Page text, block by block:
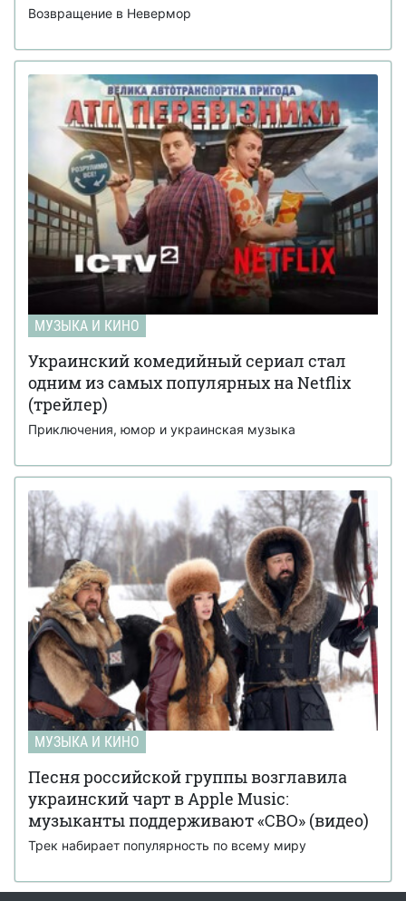
Возвращение в Невермор
МУЗЫКА И КИНО
Украинский комедийный сериал стал
одним из самых популярных на Netflix
(трейлер)
Приключения, юмор и украинская музыка
МУЗЫКА И КИНО
Песня российской группы возглавила
украинский чарт в Apple Music:
музыканты поддерживают «СВО» (видео)
Трек набирает популярность по всему миру